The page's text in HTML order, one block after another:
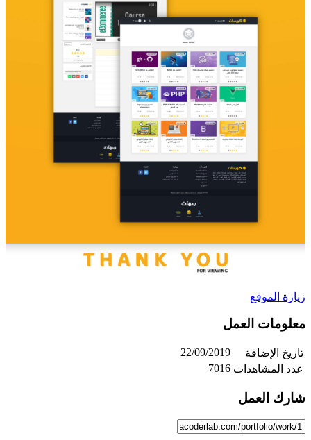
زيارة الموقع
معلومات العمل
تاريخ الإضافة
22/09/2019
عدد المشاهدات 7016
شارك العمل